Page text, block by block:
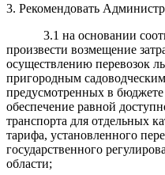
3. Рекомендовать
3.1 на основании
произвести возмещение
осуществлению перевозок
пригородным
предусмотренных в бюджете
обеспечение равной
транспорта для отдельных
тарифа, установленного
государственного
области;